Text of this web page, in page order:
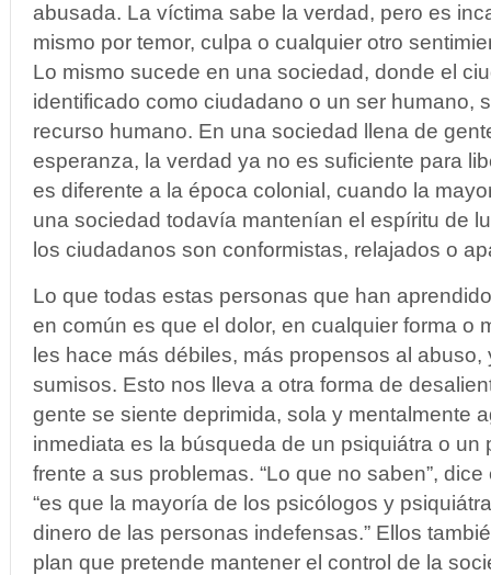
abusada. La víctima sabe la verdad, pero es
mismo por temor, culpa o cualquier otro
Lo mismo sucede en una sociedad, donde el
identificado como ciudadano o un ser humano,
recurso humano. En una sociedad llena de
esperanza, la verdad ya no es suficiente para
es diferente a la época colonial, cuando la
una sociedad todavía mantenían el espíritu de
los ciudadanos son conformistas, relajados o
Lo que todas estas personas que han
en común es que el dolor, en cualquier forma o
les hace más débiles, más propensos al abuso,
sumisos. Esto nos lleva a otra forma de
gente se siente deprimida, sola y mentalmente
inmediata es la búsqueda de un psiquiátra o un
frente a sus problemas. “Lo que no saben”,
“es que la mayoría de los psicólogos y
dinero de las personas indefensas.” Ellos
plan que pretende mantener el control de la